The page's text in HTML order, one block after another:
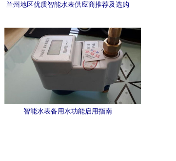
兰州地区优质智能水表供应商推荐及选购
智能水表备用水功能启用指南